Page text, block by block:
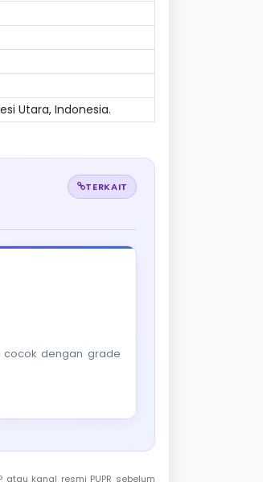
Utara, Indonesia.
TERKAIT
cocok dengan grade
kanal resmi PUPR sebelum